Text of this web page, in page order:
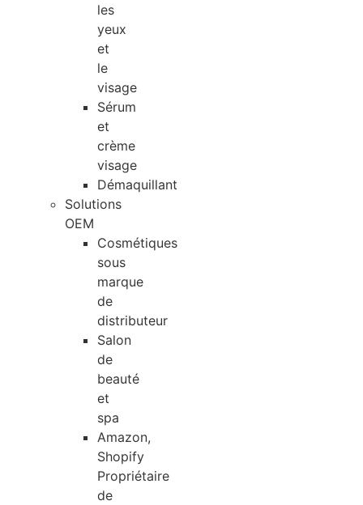
les
yeux
et
le
visage
Sérum
et
crème
visage
Démaquillant
Solutions
OEM
Cosmétiques
sous
marque
de
distributeur
Salon
de
beauté
et
spa
Amazon,
Shopify
Propriétaire
de